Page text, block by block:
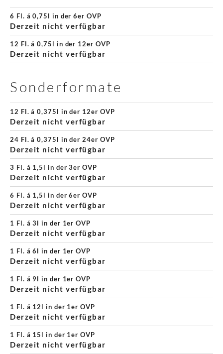
6 Fl. á 0,75l in der 6er OVP
Derzeit nicht verfügbar
12 Fl. á 0,75l in der 12er OVP
Derzeit nicht verfügbar
Sonderformate
12 Fl. á 0,375l in der 12er OVP
Derzeit nicht verfügbar
24 Fl. á 0,375l in der 24er OVP
Derzeit nicht verfügbar
3 Fl. á 1,5l in der 3er OVP
Derzeit nicht verfügbar
6 Fl. á 1,5l in der 6er OVP
Derzeit nicht verfügbar
1 Fl. á 3l in der 1er OVP
Derzeit nicht verfügbar
1 Fl. á 6l in der 1er OVP
Derzeit nicht verfügbar
1 Fl. á 9l in der 1er OVP
Derzeit nicht verfügbar
1 Fl. á 12l in der 1er OVP
Derzeit nicht verfügbar
1 Fl. á 15l in der 1er OVP
Derzeit nicht verfügbar